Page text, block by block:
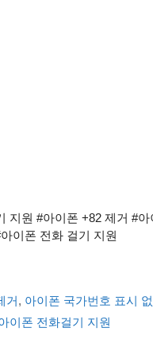
지원 #아이폰 +82 제거 #아
이폰 전화 걸기 지원
거, 아이폰 국가번호 표시
이폰 전화걸기 지원